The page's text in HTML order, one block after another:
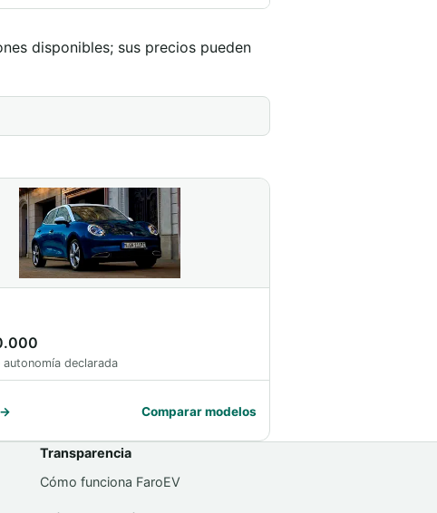
disponibles; sus precios pueden
autonomía declarada
Comparar modelos
Transparencia
Cómo funciona FaroEV